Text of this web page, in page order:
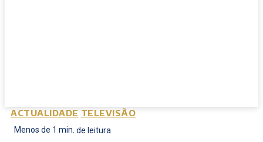
ACTUALIDADE TELEVISÃO
Menos de 1 min. de leitura